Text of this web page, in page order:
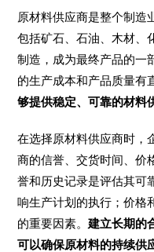
原材料供应商是整个制造
包括矿石、石油、木材、
制造，成为最终产品的一
的生产成本和产品质量有
够提供稳定、可靠的材料
在选择原材料供应商时，
商的信誉、交货时间、价
誉和历史记录是评估其可
响生产计划的执行；价格
的重要因素。建立长期的
可以确保原材料的持续供